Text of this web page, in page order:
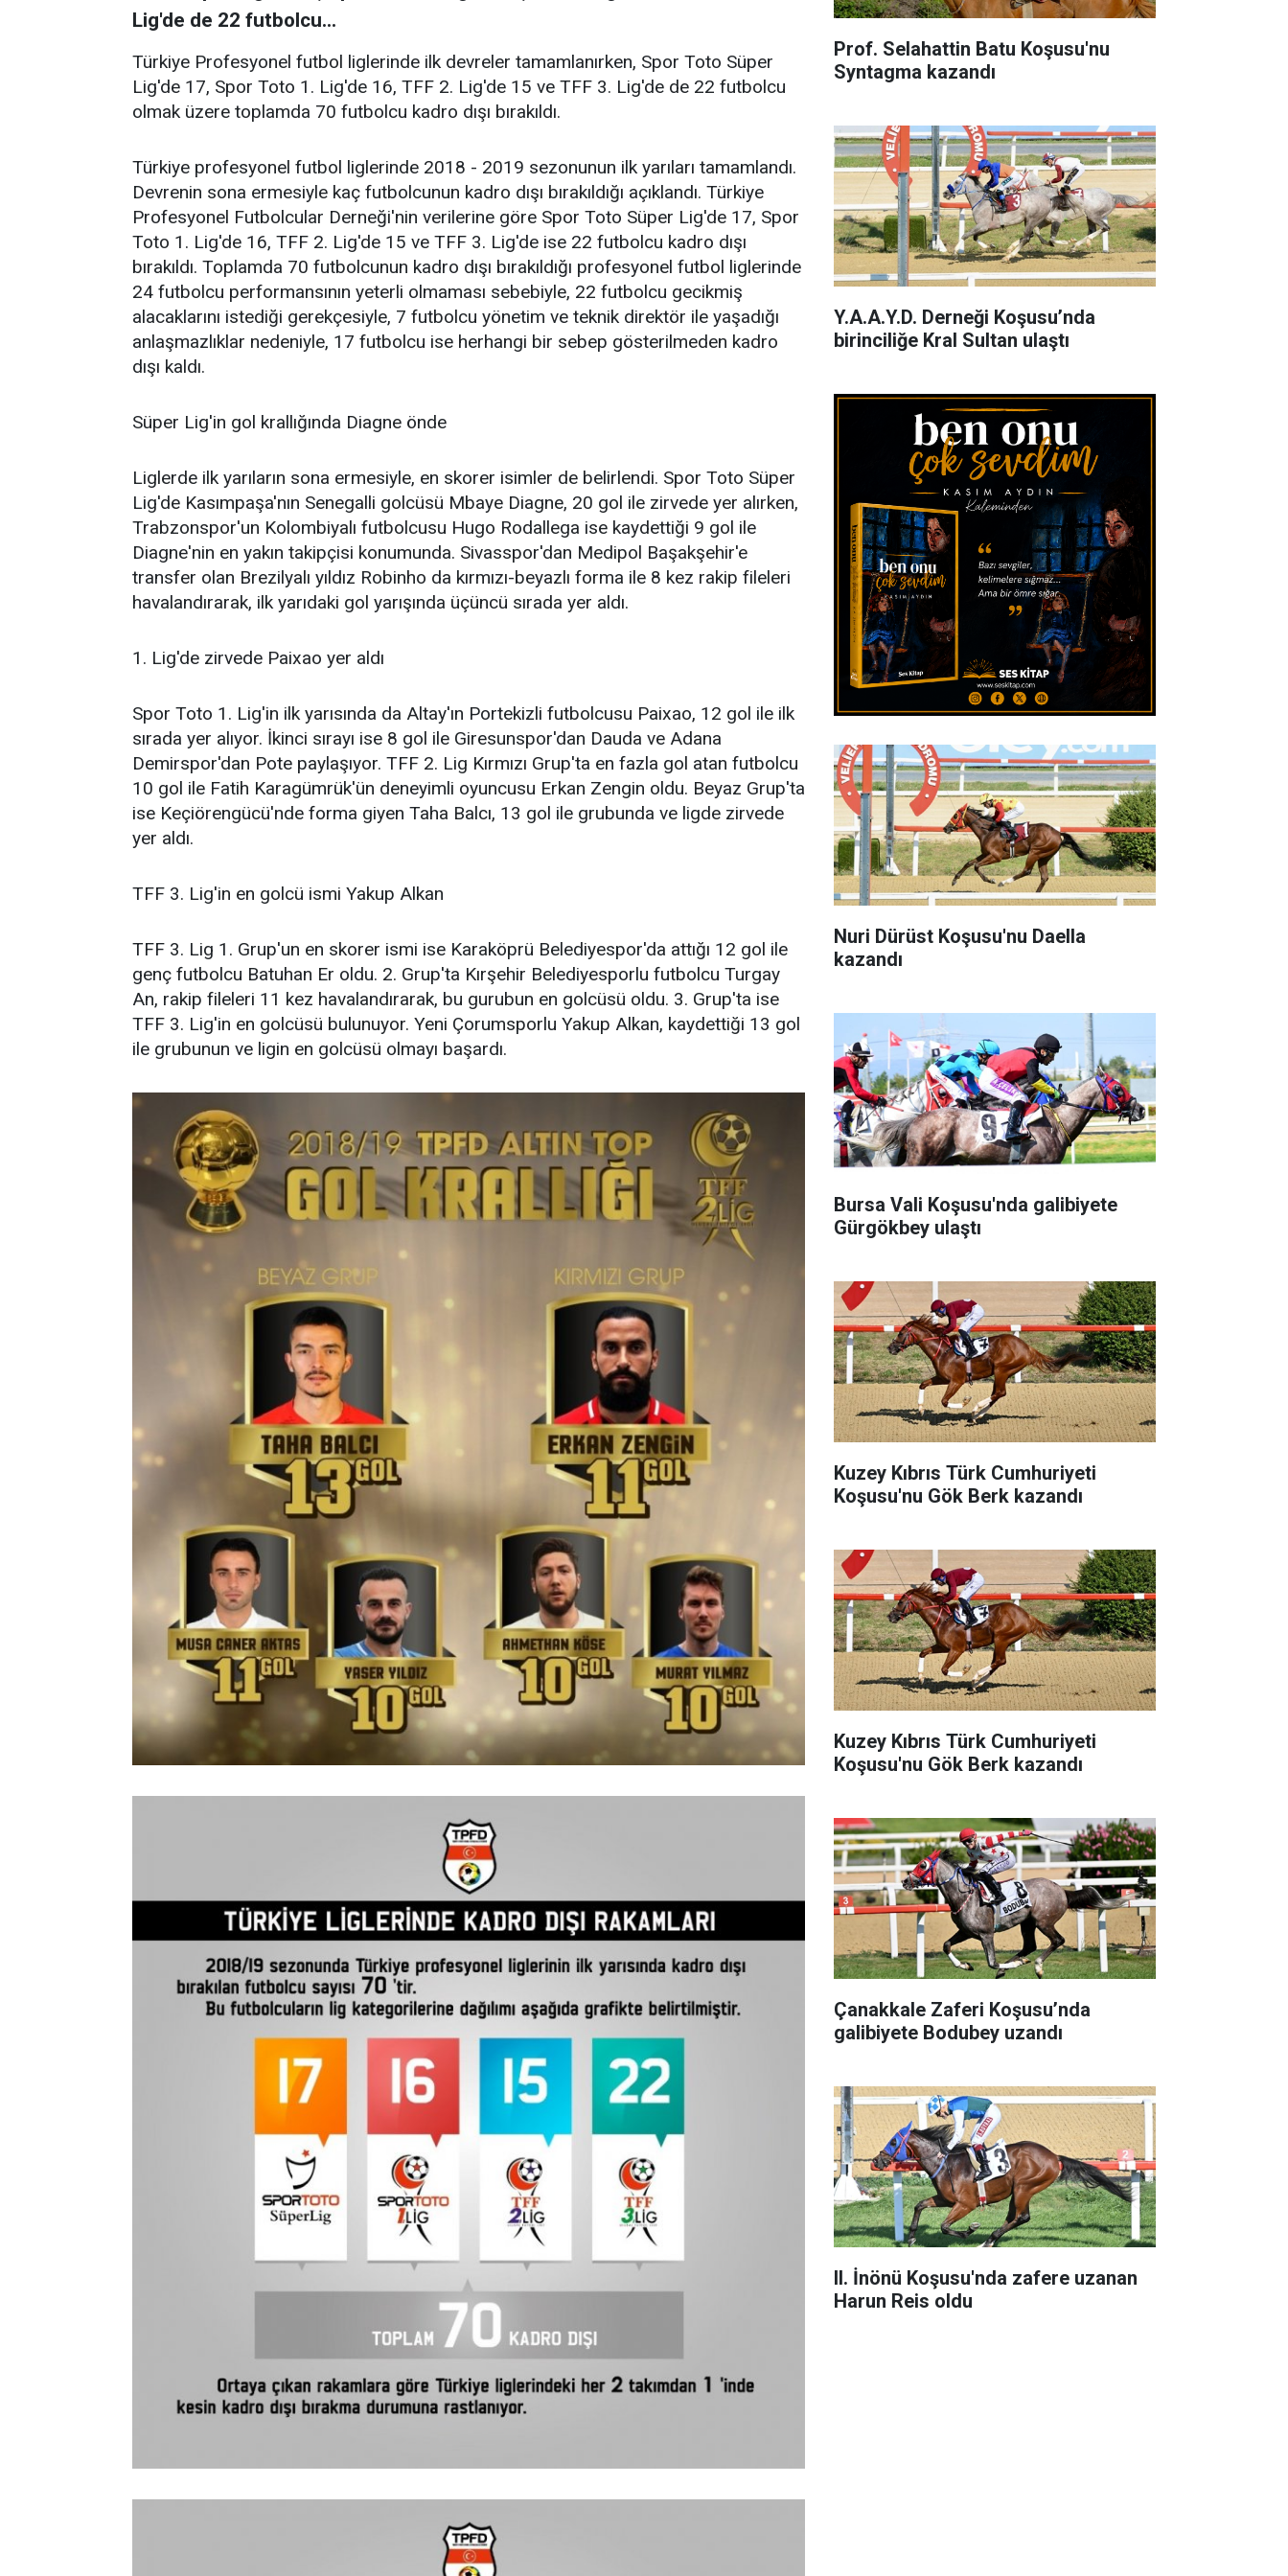
Lig'de de 22 futbolcu...
Türkiye Profesyonel futbol liglerinde ilk devreler tamamlanırken, Spor Toto Süper
Lig'de 17, Spor Toto 1. Lig'de 16, TFF 2. Lig'de 15 ve TFF 3. Lig'de de 22 futbolcu
olmak üzere toplamda 70 futbolcu kadro dışı bırakıldı.
Türkiye profesyonel futbol liglerinde 2018 - 2019 sezonunun ilk yarıları tamamlandı.
Devrenin sona ermesiyle kaç futbolcunun kadro dışı bırakıldığı açıklandı. Türkiye
Profesyonel Futbolcular Derneği'nin verilerine göre Spor Toto Süper Lig'de 17, Spor
Toto 1. Lig'de 16, TFF 2. Lig'de 15 ve TFF 3. Lig'de ise 22 futbolcu kadro dışı
bırakıldı. Toplamda 70 futbolcunun kadro dışı bırakıldığı profesyonel futbol liglerinde
24 futbolcu performansının yeterli olmaması sebebiyle, 22 futbolcu gecikmiş
alacaklarını istediği gerekçesiyle, 7 futbolcu yönetim ve teknik direktör ile yaşadığı
anlaşmazlıklar nedeniyle, 17 futbolcu ise herhangi bir sebep gösterilmeden kadro
dışı kaldı.
Süper Lig'in gol krallığında Diagne önde
Liglerde ilk yarıların sona ermesiyle, en skorer isimler de belirlendi. Spor Toto Süper
Lig'de Kasımpaşa'nın Senegalli golcüsü Mbaye Diagne, 20 gol ile zirvede yer alırken,
Trabzonspor'un Kolombiyalı futbolcusu Hugo Rodallega ise kaydettiği 9 gol ile
Diagne'nin en yakın takipçisi konumunda. Sivasspor'dan Medipol Başakşehir'e
transfer olan Brezilyalı yıldız Robinho da kırmızı-beyazlı forma ile 8 kez rakip fileleri
havalandırarak, ilk yarıdaki gol yarışında üçüncü sırada yer aldı.
1. Lig'de zirvede Paixao yer aldı
Spor Toto 1. Lig'in ilk yarısında da Altay'ın Portekizli futbolcusu Paixao, 12 gol ile ilk
sırada yer alıyor. İkinci sırayı ise 8 gol ile Giresunspor'dan Dauda ve Adana
Demirspor'dan Pote paylaşıyor. TFF 2. Lig Kırmızı Grup'ta en fazla gol atan futbolcu
10 gol ile Fatih Karagümrük'ün deneyimli oyuncusu Erkan Zengin oldu. Beyaz Grup'ta
ise Keçiörengücü'nde forma giyen Taha Balcı, 13 gol ile grubunda ve ligde zirvede
yer aldı.
TFF 3. Lig'in en golcü ismi Yakup Alkan
TFF 3. Lig 1. Grup'un en skorer ismi ise Karaköprü Belediyespor'da attığı 12 gol ile
genç futbolcu Batuhan Er oldu. 2. Grup'ta Kırşehir Belediyesporlu futbolcu Turgay
An, rakip fileleri 11 kez havalandırarak, bu gurubun en golcüsü oldu. 3. Grup'ta ise
TFF 3. Lig'in en golcüsü bulunuyor. Yeni Çorumsporlu Yakup Alkan, kaydettiği 13 gol
ile grubunun ve ligin en golcüsü olmayı başardı.
Prof. Selahattin Batu Koşusu'nu
Syntagma kazandı
Y.A.A.Y.D. Derneği Koşusu’nda
birinciliğe Kral Sultan ulaştı
Nuri Dürüst Koşusu'nu Daella
kazandı
Bursa Vali Koşusu'nda galibiyete
Gürgökbey ulaştı
Kuzey Kıbrıs Türk Cumhuriyeti
Koşusu'nu Gök Berk kazandı
Kuzey Kıbrıs Türk Cumhuriyeti
Koşusu'nu Gök Berk kazandı
Çanakkale Zaferi Koşusu’nda
galibiyete Bodubey uzandı
II. İnönü Koşusu'nda zafere uzanan
Harun Reis oldu